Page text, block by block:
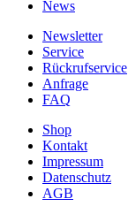
News
Newsletter
Service
Rückrufservice
Anfrage
FAQ
Shop
Kontakt
Impressum
Datenschutz
AGB